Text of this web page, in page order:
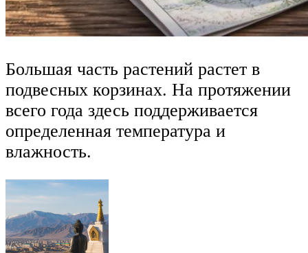
Большая часть растений растет в
подвесных корзинах. На протяжении
всего года здесь поддерживается
определенная температура и
влажность.